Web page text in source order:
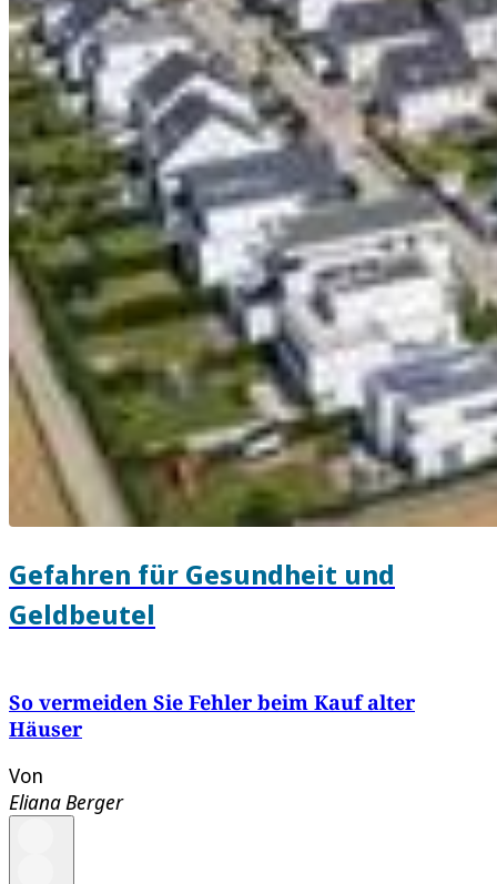
Gefahren für Gesundheit und
Geldbeutel
So vermeiden Sie Fehler beim Kauf alter
Häuser
Von
Eliana Berger